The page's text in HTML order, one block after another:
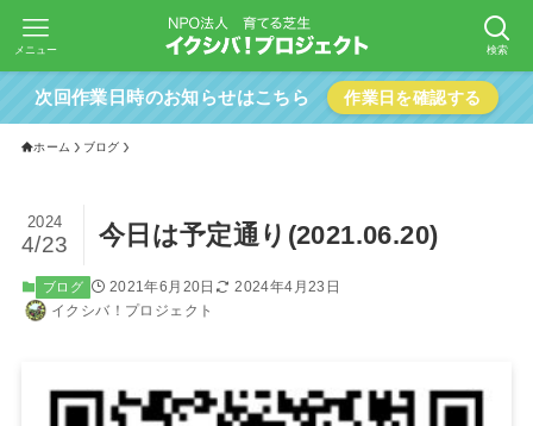
検索
メニュー
次回作業日時のお知らせはこちら 作業日を確認する
ホーム ブログ
今日は予定通り(2021.06.20)
2024
4/23
ブログ 2021年6月20日
2024年4月23日
イクシバ！プロジェクト